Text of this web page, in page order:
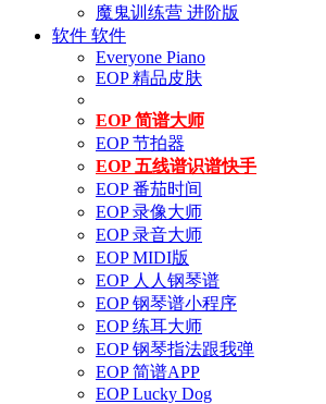
魔鬼训练营 进阶版
软件 软件
Everyone Piano
EOP 精品皮肤
EOP 简谱大师
EOP 节拍器
EOP 五线谱识谱快手
EOP 番茄时间
EOP 录像大师
EOP 录音大师
EOP MIDI版
EOP 人人钢琴谱
EOP 钢琴谱小程序
EOP 练耳大师
EOP 钢琴指法跟我弹
EOP 简谱APP
EOP Lucky Dog